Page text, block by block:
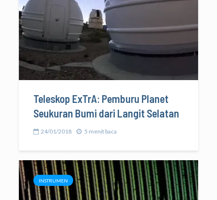
Teleskop ExTrA: Pemburu Planet
Seukuran Bumi dari Langit Selatan
24/01/2018 5 menit baca
INSTRUMEN